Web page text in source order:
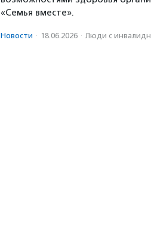
«Семья вместе».
Новости · 18.06.2026 · Люди с